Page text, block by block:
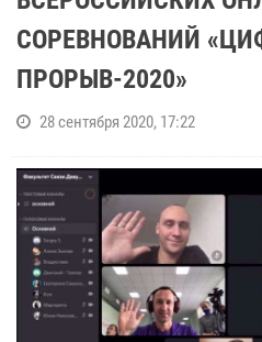
СОРЕВНОВАНИЙ
ПРОРЫВ-2020»
28 сентября 2020, 17:22